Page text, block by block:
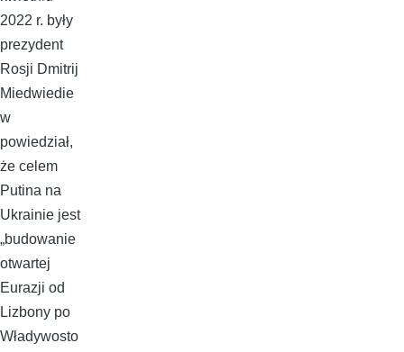
2022 r. były
prezydent
Rosji Dmitrij
Miedwiedie
w
powiedział,
że celem
Putina na
Ukrainie jest
„budowanie
otwartej
Eurazji od
Lizbony po
Władywosto